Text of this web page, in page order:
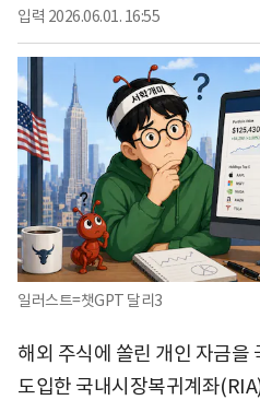
입력 2026.06.01. 16:55
일러스트=챗GPT 달리3
해외 주식에 쏠린 개인 자금을
도입한 국내시장복귀계좌